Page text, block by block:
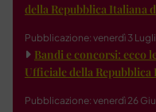
della Repubblica Italiana
Pubblicazione: venerdì 3
Bandi e concorsi: ecco
Ufficiale della Repubblica
Pubblicazione: venerdì 26